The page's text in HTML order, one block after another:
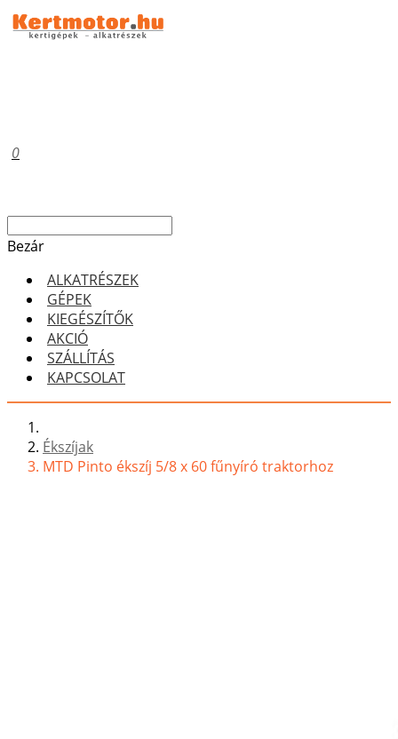
0
Bezár
ALKATRÉSZEK
GÉPEK
KIEGÉSZÍTŐK
AKCIÓ
SZÁLLÍTÁS
KAPCSOLAT
Ékszíjak
MTD Pinto ékszíj 5/8 x 60 fűnyíró traktorhoz